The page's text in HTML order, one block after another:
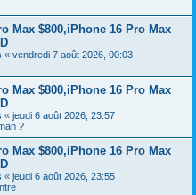
Max $800,iPhone 16 Pro Max
« vendredi 7 août 2026, 00:03
Max $800,iPhone 16 Pro Max
« jeudi 6 août 2026, 23:57
?
Max $800,iPhone 16 Pro Max
« jeudi 6 août 2026, 23:55